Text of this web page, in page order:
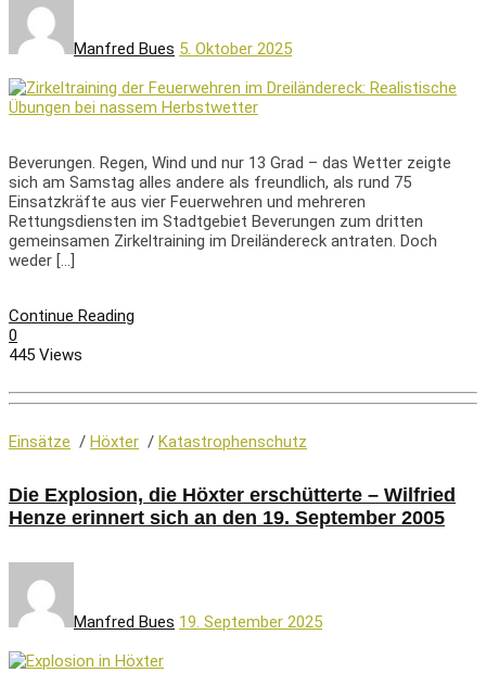
Manfred Bues 5. Oktober 2025
Beverungen. Regen, Wind und nur 13 Grad – das Wetter zeigte
sich am Samstag alles andere als freundlich, als rund 75
Einsatzkräfte aus vier Feuerwehren und mehreren
Rettungsdiensten im Stadtgebiet Beverungen zum dritten
gemeinsamen Zirkeltraining im Dreiländereck antraten. Doch
weder […]
Continue Reading
0
445 Views
Einsätze / Höxter / Katastrophenschutz
Die Explosion, die Höxter erschütterte – Wilfried
Henze erinnert sich an den 19. September 2005
Manfred Bues 19. September 2025